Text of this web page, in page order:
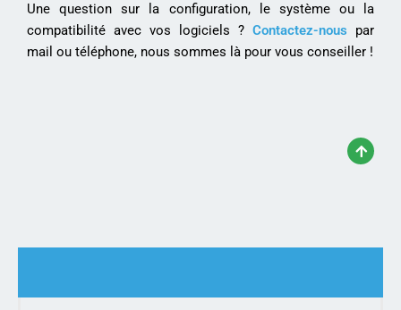
Une question sur la configuration, le système ou la
compatibilité avec vos logiciels ? Contactez-nous par
mail ou téléphone, nous sommes là pour vous conseiller !